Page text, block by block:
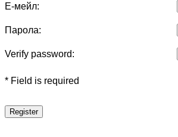
Е-мейл:
Парола:
Verify password:
* Field is required
Register